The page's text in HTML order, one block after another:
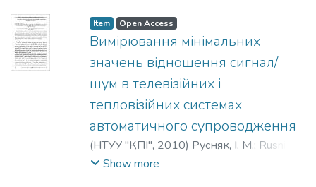
Item Open Access
Вимірювання мінімальних
значень відношення сигнал/
шум в телевізійних і
тепловізійних системах
автоматичного супроводження
(НТУУ "КПІ", 2010) Русняк, І. М.; Rusnik, I.
M. ;Русняк, И. Н.
Show more